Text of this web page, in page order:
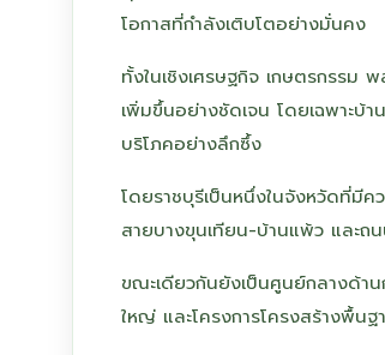
โอกาสที่กำลังเติบโตอย่างมั่นคง
ทั้งในเชิงเศรษฐกิจ เกษตรกรรม
เพิ่มขึ้นอย่างชัดเจน โดยเฉพาะ
บริโภคอย่างลึกซึ้ง
โดยราชบุรีเป็นหนึ่งในจังหวัดที่มีค
สายบางขุนเทียน-บ้านแพ้ว และถน
ขณะเดียวกันยังเป็นศูนย์กลางด้า
ใหญ่ และโครงการโครงสร้างพื้น